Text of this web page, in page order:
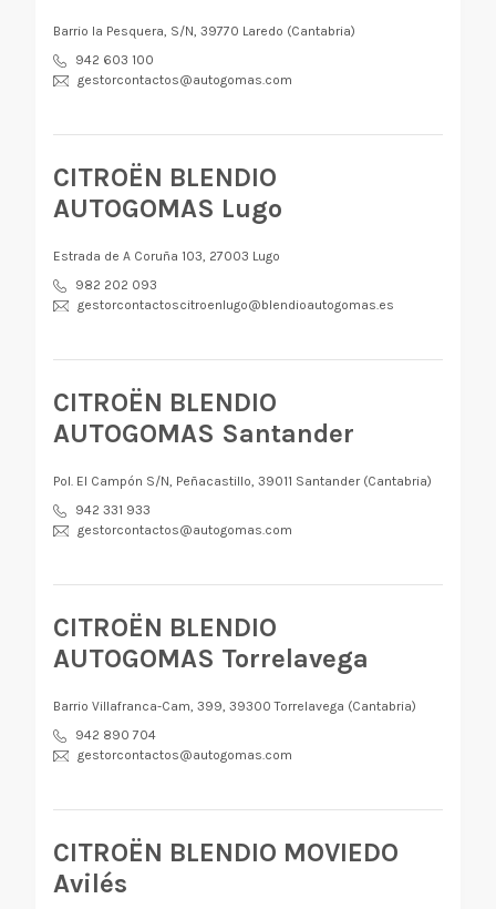
Barrio la Pesquera, S/N, 39770 Laredo (Cantabria)
942 603 100
gestorcontactos@autogomas.com
CITROËN BLENDIO
AUTOGOMAS Lugo
Estrada de A Coruña 103, 27003 Lugo
982 202 093
gestorcontactoscitroenlugo@blendioautogomas.es
CITROËN BLENDIO
AUTOGOMAS Santander
Pol. El Campón S/N, Peñacastillo, 39011 Santander (Cantabria)
942 331 933
gestorcontactos@autogomas.com
CITROËN BLENDIO
AUTOGOMAS Torrelavega
Barrio Villafranca-Cam, 399, 39300 Torrelavega (Cantabria)
942 890 704
gestorcontactos@autogomas.com
CITROËN BLENDIO MOVIEDO
Avilés